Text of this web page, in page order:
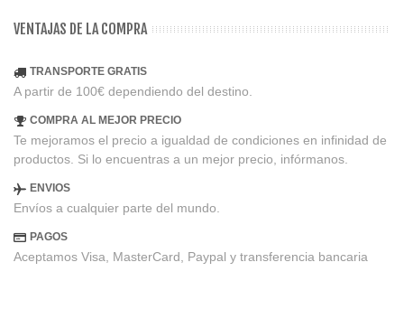
VENTAJAS DE LA COMPRA
TRANSPORTE GRATIS
A partir de 100€ dependiendo del destino.
COMPRA AL MEJOR PRECIO
Te mejoramos el precio a igualdad de condiciones en infinidad de
productos. Si lo encuentras a un mejor precio, infórmanos.
ENVIOS
Envíos a cualquier parte del mundo.
PAGOS
Aceptamos Visa, MasterCard, Paypal y transferencia bancaria